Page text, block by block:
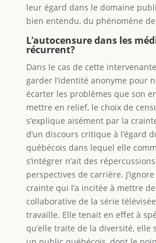
leur égard dans le domaine
bien entendu, du phénomène de
L’autocensure dans les
récurrent?
Dans le cas de cette
garder l’identité anonyme pour
écarter les problèmes que son
mettre en relief, le choix de
s’explique aisément par la
d’un discours critique à l’égard
québécois dans lequel elle
s’intégrer n’ait des
perspectives de carrière.
crainte qui l’a incitée à mettre
collaborative de la série
travaille. Elle tenait en effet à
qu’elle traite de la diversité, elle